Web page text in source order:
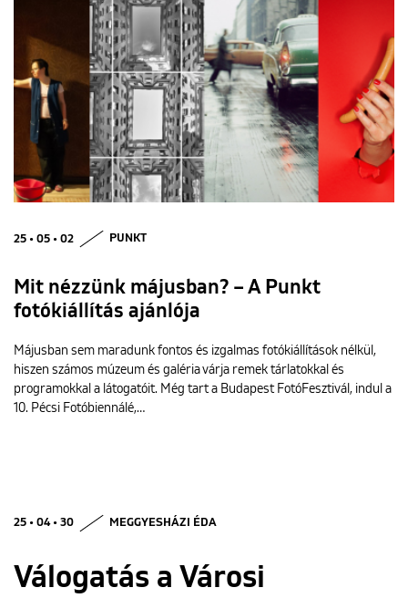
25 • 05 • 02 PUNKT
Mit nézzünk májusban? – A Punkt
fotókiállítás ajánlója
Májusban sem maradunk fontos és izgalmas fotókiállítások nélkül,
hiszen számos múzeum és galéria várja remek tárlatokkal és
programokkal a látogatóit. Még tart a Budapest FotóFesztivál, indul a
10. Pécsi Fotóbiennálé,…
25 • 04 • 30 MEGGYESHÁZI ÉDA
Válogatás a Városi